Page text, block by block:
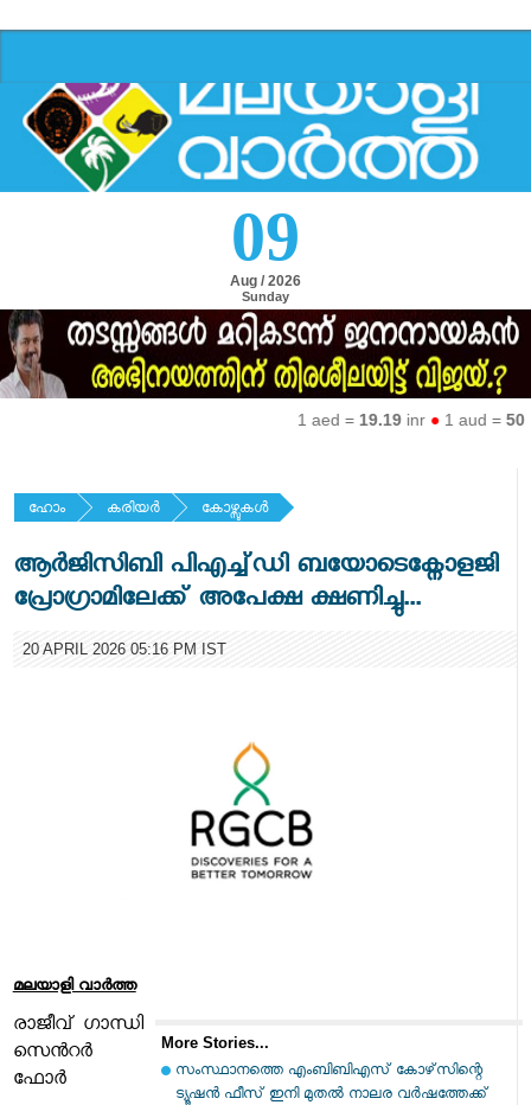
09
Aug / 2026
Sunday
1 aed =19.19inr ●1 aud =50.27
ഹോം കരിയര്‍ കോഴ്സുകള്‍
ആര്‍ജിസിബി പിഎച്ച്ഡി ബയോടെക്നോളജി
പ്രോഗ്രാമിലേക്ക് അപേക്ഷ ക്ഷണിച്ചു...
20 APRIL 2026 05:16 PM IST
മലയാളി വാര്‍ത്ത
More Stories...
സംസ്ഥാനത്തെ എംബിബിഎസ് കോഴ്‌സിന്റെ
ട്യൂഷന്‍ ഫീസ് ഇനി മുതല്‍ നാലര വര്‍ഷത്തേക്ക്
രാജീവ് ഗാന്ധി
സെന്‍റര്‍
ഫോര്‍